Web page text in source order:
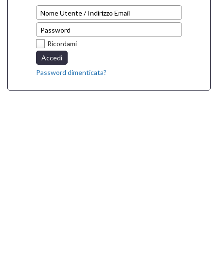
Ricordami
Accedi
Password dimenticata?